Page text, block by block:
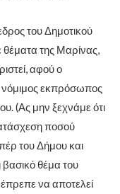
του Δημοτικού
θέματα της Μαρίνας,
αφού ο
νόμιμος εκπρόσωπος
(Ας μην ξεχνάμε ότι
ποσού
του Δήμου και
βασικό θέμα του
να αποτελεί